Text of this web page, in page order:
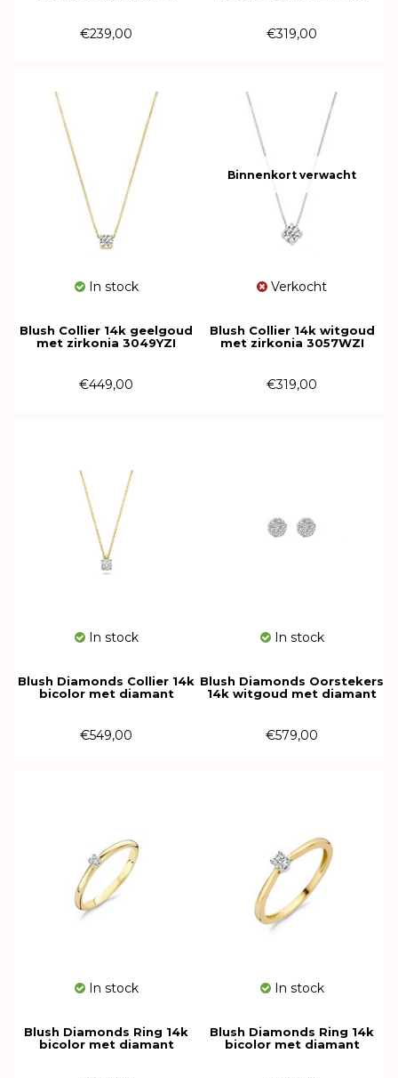
€239,00 €319,00
In stock
Blush Collier 14k geelgoud
met zirkonia 3049YZI
€449,00
Binnenkort verwacht
Verkocht
Blush Collier 14k witgoud
met zirkonia 3057WZI
€319,00
In stock
Blush Diamonds Collier 14k
bicolor met diamant
€549,00
In stock
Blush Diamonds Oorstekers
14k witgoud met diamant
€579,00
In stock
Blush Diamonds Ring 14k
bicolor met diamant
In stock
Blush Diamonds Ring 14k
bicolor met diamant